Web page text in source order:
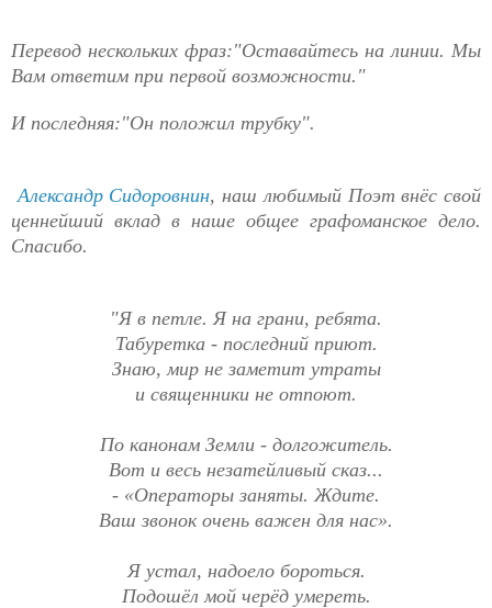
Перевод нескольких фраз:"Оставайтесь на линии. Мы
Вам ответим при первой возможности."
И последняя:"Он положил трубку".
Александр Сидоровнин, наш любимый Поэт внёс свой
ценнейший вклад в наше общее графоманское дело.
Спасибо.
"Я в петле. Я на грани, ребята.
Табуретка - последний приют.
Знаю, мир не заметит утраты
и священники не отпоют.
По канонам Земли - долгожитель.
Вот и весь незатейливый сказ...
- «Операторы заняты. Ждите.
Ваш звонок очень важен для нас».
Я устал, надоело бороться.
Подошёл мой черёд умереть.